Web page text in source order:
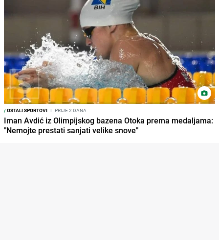
/OSTALI SPORTOVI I PRIJE 2 DANA
Iman Avdić iz Olimpijskog bazena Otoka prema medaljama:
"Nemojte prestati sanjati velike snove"